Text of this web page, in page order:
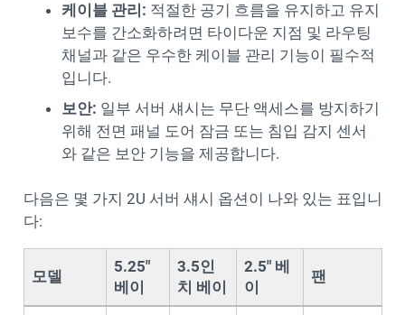
케이블 관리: 적절한 공기 흐름을 유지하고 유지
보수를 간소화하려면 타이다운 지점 및 라우팅
채널과 같은 우수한 케이블 관리 기능이 필수적
입니다.
보안: 일부 서버 섀시는 무단 액세스를 방지하기
위해 전면 패널 도어 잠금 또는 침입 감지 센서
와 같은 보안 기능을 제공합니다.
다음은 몇 가지 2U 서버 섀시 옵션이 나와 있는 표입니
다:
모델
5.25"
베이
3.5인
치 베이
2.5" 베
이
팬